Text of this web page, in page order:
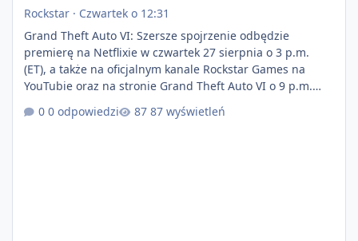
Rockstar · Czwartek o 12:31
Grand Theft Auto VI: Szersze spojrzenie odbędzie
premierę na Netflixie w czwartek 27 sierpnia o 3 p.m.
(ET), a także na oficjalnym kanale Rockstar Games na
YouTubie oraz na stronie Grand Theft Auto VI o 9 p.m.
(ET) 27 sierpnia. https://netflix.com/GTAVI Grand Theft
Auto VI będzie dostępne 19 listopada na PlayStation 5
0 odpowiedzi 87 wyświetleń